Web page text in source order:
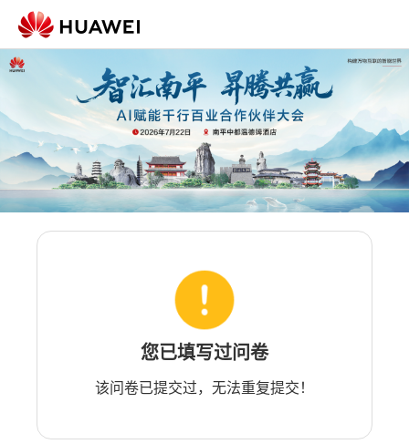
您已填写过问卷
该问卷已提交过，无法重复提交！